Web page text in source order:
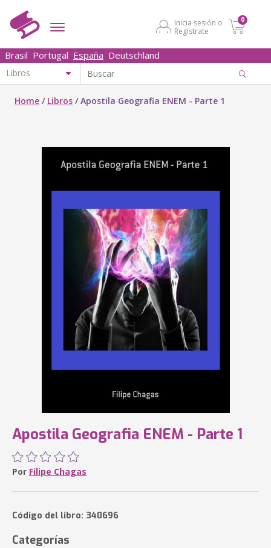
Inicia sesión o
Regístrate
0
Brasil Portugal España Deutschland
Home / Libros /Apostila Geografia ENEM - Parte 1
Apostila Geografia ENEM - Parte 1
Por Filipe Chagas
Código del libro: 340696
Categorías